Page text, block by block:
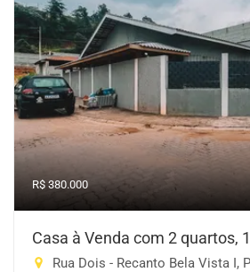
R$ 380.000
Casa à Venda com 2 quartos,
Rua Dois - Recanto Bela Vista I,